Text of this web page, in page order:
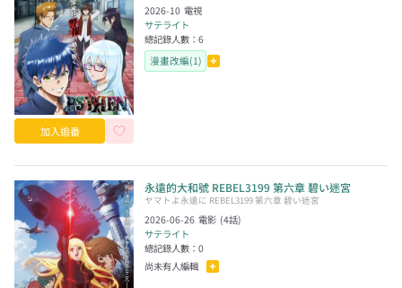
加入追番
2026-10 電視
サテライト
總記錄人數：6
漫畫改編(1)
永遠的大和號 REBEL3199 第六章 碧い迷宮
ヤマトよ永遠に REBEL3199 第六章 碧い迷宮
2026-06-26 電影 (4話)
サテライト
總記錄人數：0
尚未有人編輯